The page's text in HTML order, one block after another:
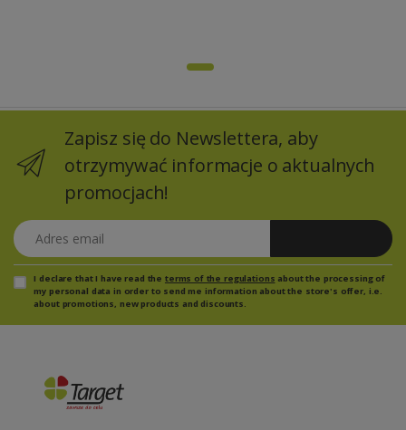
Zapisz się do Newslettera, aby
otrzymywać informacje o aktualnych
promocjach!
Adres email
I declare that I have read the terms of the regulations about the processing of
my personal data in order to send me information about the store's offer, i.e.
about promotions, new products and discounts.